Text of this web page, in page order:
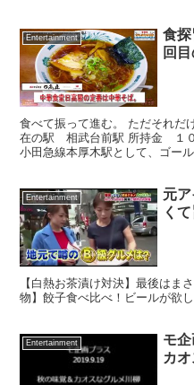
Entertainment
食
回
食べて振って進む。 ただそれだ
在の駅 相武台前駅 所持金 １
小田急線本厚木駅として、ゴー
Entertainment
元
く
【白熱お茶漬け対決】最後はま
物】餃子食べ比べ！ビールが欲
Entertainment
モ
カ